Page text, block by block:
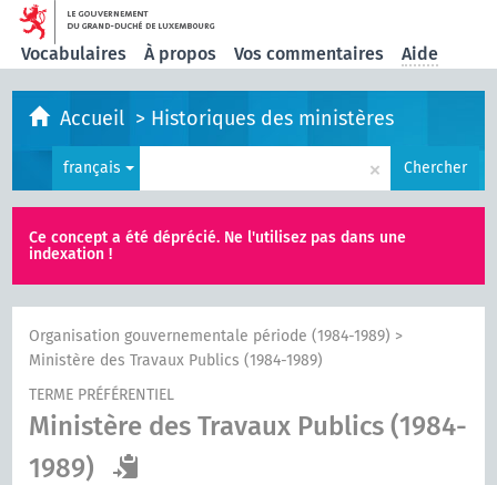
Vocabulaires À propos Vos commentaires Aide
Accueil > Historiques des ministères
français × Chercher
Ce concept a été déprécié. Ne l'utilisez pas dans une
indexation !
Organisation gouvernementale période (1984-1989) >
Ministère des Travaux Publics (1984-1989)
TERME PRÉFÉRENTIEL
Ministère des Travaux Publics (1984-
1989)